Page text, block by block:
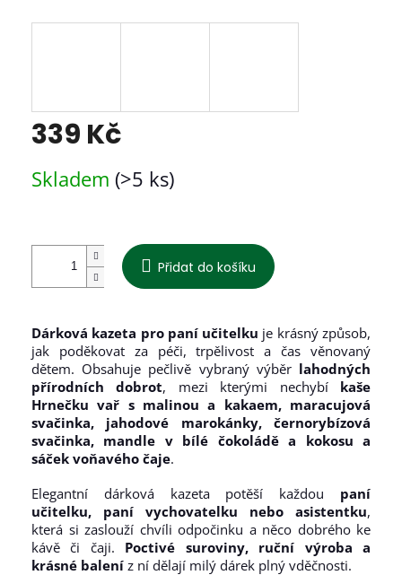
339 Kč
cena:
Skladem (>5 ks)
Přidat do košíku
Dárková kazeta pro paní učitelku je krásný způsob,
jak poděkovat za péči, trpělivost a čas věnovaný
dětem. Obsahuje pečlivě vybraný výběr lahodných
přírodních dobrot, mezi kterými nechybí kaše
Hrnečku vař s malinou a kakaem, maracujová
svačinka, jahodové marokánky, černorybízová
svačinka, mandle v bílé čokoládě a kokosu a
sáček voňavého čaje.
Elegantní dárková kazeta potěší každou paní
učitelku, paní vychovatelku nebo asistentku,
která si zaslouží chvíli odpočinku a něco dobrého ke
kávě či čaji. Poctivé suroviny, ruční výroba a
krásné balení z ní dělají milý dárek plný vděčnosti.